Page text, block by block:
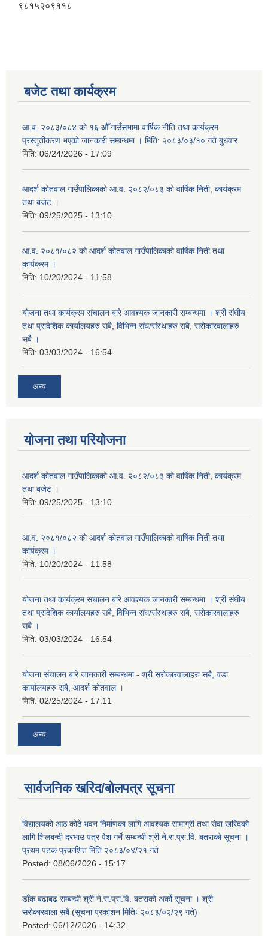
९८१५२०९११८
बजेट तथा कार्यक्रम
आ.व. २०८३/०८४ को १६ औँ गाउँसभामा वार्षिक नीति तथा कार्यक्रम
प्रस्तुतीकरण भएको जानकारी सम्बन्धमा । मिति: २०८३/०३/१० गते बुधवार
मिति: 06/24/2026 - 17:09
आदर्श कोतवाल गाउँपालिकाको आ.व. २०८२/०८३ को वार्षिक निती, कार्यक्रम
तथा बजेट ।
मिति: 09/25/2025 - 13:10
आ.व. २०८१/०८२ को आदर्श कोतवाल गाउँपालिकाको वार्षिक निती तथा
कार्यक्रम ।
मिति: 10/20/2024 - 11:58
योजना तथा कार्यक्रम संचालन बारे आवश्यक जानकारी सम्बन्धमा । श्री संघीय
तथा प्रादेशिक कार्यालयहरु सबै, विभिन्‍न संघ/संस्थाहरु सबै, सरोकारवालाहरु
सबै ।
मिति: 03/03/2024 - 16:54
अन्य
योजना तथा परियोजना
आदर्श कोतवाल गाउँपालिकाको आ.व. २०८२/०८३ को वार्षिक निती, कार्यक्रम
तथा बजेट ।
मिति: 09/25/2025 - 13:10
आ.व. २०८१/०८२ को आदर्श कोतवाल गाउँपालिकाको वार्षिक निती तथा
कार्यक्रम ।
मिति: 10/20/2024 - 11:58
योजना तथा कार्यक्रम संचालन बारे आवश्यक जानकारी सम्बन्धमा । श्री संघीय
तथा प्रादेशिक कार्यालयहरु सबै, विभिन्‍न संघ/संस्थाहरु सबै, सरोकारवालाहरु
सबै ।
मिति: 03/03/2024 - 16:54
योजना संचालन बारे जानकारी सम्बन्धमा - श्री सरोकारवालाहरु सबै, वडा
कार्यालयहरु सबै, आदर्श कोतवाल ।
मिति: 02/25/2024 - 17:11
अन्य
सार्वजनिक खरिद/बोलपत्र सूचना
विद्यालयको आठ कोठे भवन निर्माणका लागि आवश्यक सामाग्री तथा सेवा खरिदको
लागि शिलबन्दी दरभाउ पत्र पेश गर्ने सम्बन्धी श्री ने.रा.प्रा.वि. बतराको सूचना ।
प्रथम पटक प्रकाशित मिति २०८३/०४/२१ गते
Posted: 08/06/2026 - 15:17
डाँक बढाबढ सम्बन्धी श्री ने.रा.प्रा.वि. बतराको अर्को सूचना । श्री
सरोकारवाला सबै (सूचना प्रकाशन मितिः २०८३/०२/२९ गते)
Posted: 06/12/2026 - 14:32